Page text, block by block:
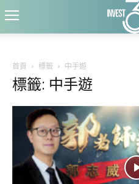
首頁 標籤 中手遊
標籤: 中手遊